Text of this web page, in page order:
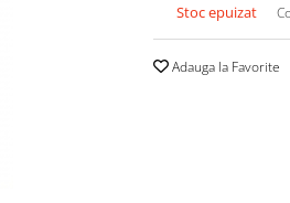
Stoc epuizat
Adauga la Favorite